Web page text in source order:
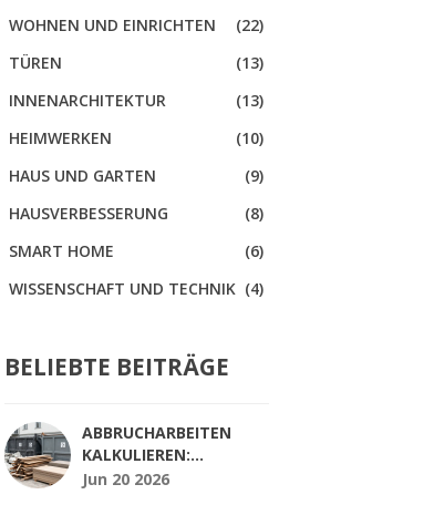
WOHNEN UND EINRICHTEN
(22)
TÜREN
(13)
INNENARCHITEKTUR
(13)
HEIMWERKEN
(10)
HAUS UND GARTEN
(9)
HAUSVERBESSERUNG
(8)
SMART HOME
(6)
WISSENSCHAFT UND TECHNIK (4)
BELIEBTE BEITRÄGE
ABBRUCHARBEITEN
KALKULIEREN:
CONTAINER,
Jun 20 2026